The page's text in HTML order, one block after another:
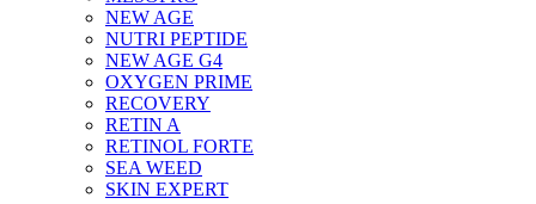
NEW AGE
NUTRI PEPTIDE
NEW AGE G4
OXYGEN PRIME
RECOVERY
RETIN A
RETINOL FORTE
SEA WEED
SKIN EXPERT